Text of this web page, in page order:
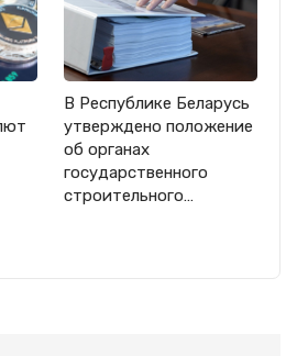
В Республике Беларусь
утверждено положение
об органах
государственного
строительного…